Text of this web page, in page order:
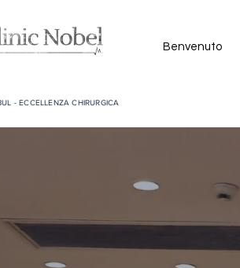
Benvenuto
- ECCELLENZA CHIRURGICA